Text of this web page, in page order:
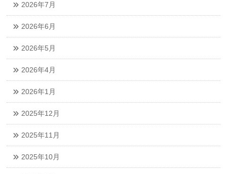
2026年7月
2026年6月
2026年5月
2026年4月
2026年1月
2025年12月
2025年11月
2025年10月